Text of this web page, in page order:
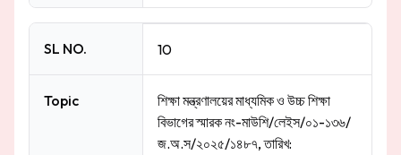
SL NO. 10
Topic
শিক্ষা মন্ত্রণালয়ের মাধ্যমিক ও উচ্চ শিক্ষা
বিভাগের স্মারক নং-মাউশি/লেইস/০১-১৩৬/
জ.অ.স/২০২৫/১৪৮৭, তারিখ: